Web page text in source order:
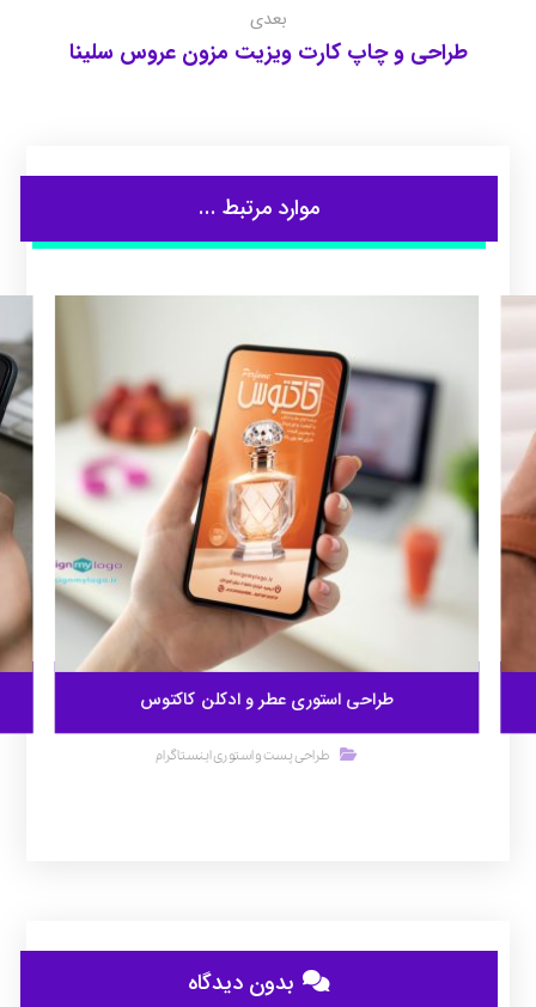
بعدی
طراحی و چاپ کارت ویزیت مزون عروس سلینا
موارد مرتبط ...
طراحی استوری عطر و ادکلن کاکتوس
طراحی پست و استوری اینستاگرام
بدون دیدگاه